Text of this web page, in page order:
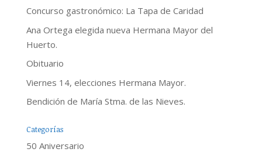
Concurso gastronómico: La Tapa de Caridad
Ana Ortega elegida nueva Hermana Mayor del
Huerto.
Obituario
Viernes 14, elecciones Hermana Mayor.
Bendición de María Stma. de las Nieves.
Categorías
50 Aniversario